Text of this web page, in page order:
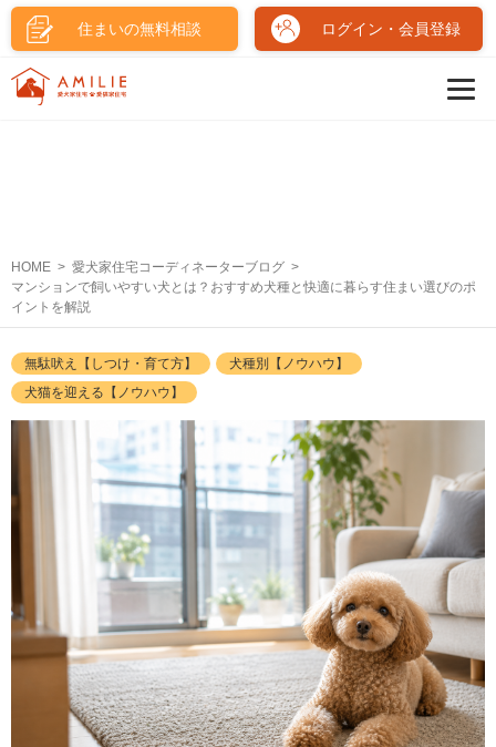
住まいの無料相談 ログイン・会員登録
HOME
愛犬家住宅コーディネーターブログ
マンションで飼いやすい犬とは？おすすめ犬種と快適に暮らす住まい選びのポ
イントを解説
無駄吠え【しつけ・育て方】
犬種別【ノウハウ】
犬猫を迎える【ノウハウ】